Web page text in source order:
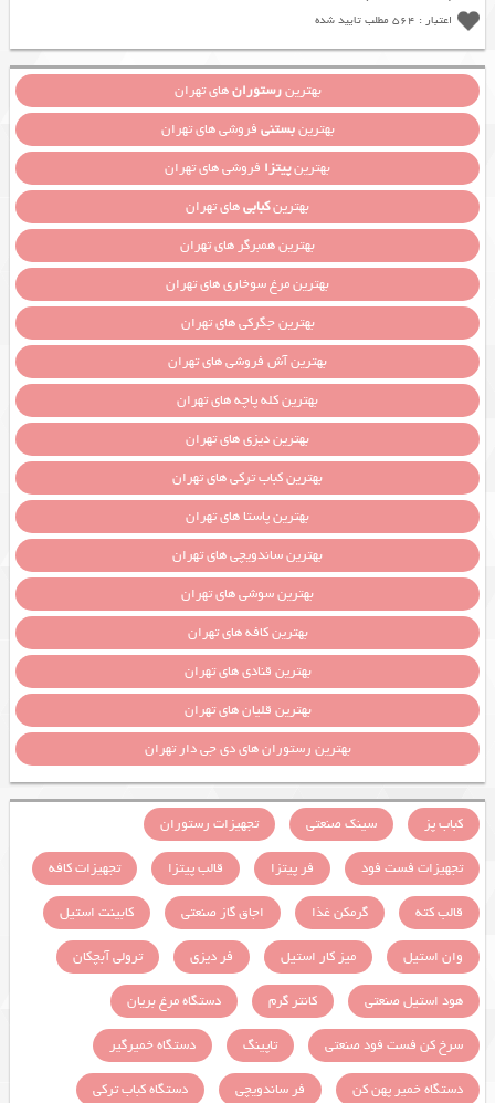
اعتبار : 564 مطلب تایید شده
بهترینرستورانهای تهران
بهترینبستنی فروشی های تهران
بهترینپیتزا فروشی های تهران
بهترینکبابیهای تهران
بهترین همبرگر های تهران
بهترین مرغ سوخاری های تهران
بهترین جگرکی های تهران
بهترین آش فروشی های تهران
بهترین کله پاچه های تهران
بهترین دیزی های تهران
بهترین کباب ترکی های تهران
بهترین پاستا های تهران
بهترین ساندویچی های تهران
بهترین سوشی های تهران
بهترین کافه های تهران
بهترین قنادی های تهران
بهترین قلیان های تهران
بهترین رستوران های دی جی دار تهران
کباب پز سینک صنعتی
تجهیزات رستوران
تجهیزات فست فود
فر پیتزا قالب پیتزا
تجهیزات کافه
قالب کته
گرمکن غذا اجاق گاز صنعتی
کابینت استیل
وان استیل
میز کار استیل فر دیزی
ترولی آبچکان
هود استیل صنعتی
کانتر گرم
دستگاه مرغ بریان
سرخ کن فست فود صنعتی
تاپینگ
دستگاه خمیرگیر
دستگاه خمیر پهن کن
فر ساندویچی
دستگاه کباب ترکی